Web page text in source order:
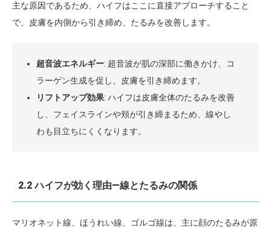
主な原因であるため、ハイフはここに直接アプローチすること
で、皮膚を内側から引き締め、たるみを改善します。
超音波エネルギー: 超音波が肌の深部に働きかけ、コ
ラーゲン生成を促し、皮膚を引き締めます。
リフトアップ効果: ハイフは皮膚全体のたるみを改善
し、フェイスラインや頬が引き締まるため、線やし
わも目立ちにくくなります。
2.2 ハイフが効く理由—線とたるみの関係
マリオネット線、ほうれい線、ゴルゴ線は、主に顔のたるみが原